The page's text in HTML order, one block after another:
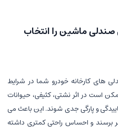
ماشین را انتخاب
های کارخانه خودرو شما در شرایط
است در اثر نشتی، کثیفی، حیوانات
و پارگی جدی شوند. این باعث می
و احساس راحتی کمتری داشته